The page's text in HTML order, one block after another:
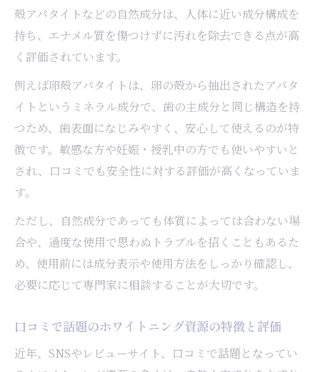
ホワイトニングに使われる自然成分とその
役割
口コミで話題の自然由来ホワイトニング資源と
ホワイトニング資源の口コミで見極める自
然由来成分
評判の自然ホワイトニング資源の特徴と選
び方
卵殻アパタイト配合ホワイトニングの体験
談まとめ
バイオアパタイト歯磨き粉の口コミと効果
市販品と専門施術のホワイトニング原理の違い
に注目
殻アパタイトなどの自然成分は、人体に近い成分構成を
持ち、エナメル質を傷つけずに汚れを除去できる点が高
く評価されています。
例えば卵殻アパタイトは、卵の殻から抽出されたアパタ
イトというミネラル成分で、歯の主成分と同じ構造を持
つため、歯表面になじみやすく、安心して使えるのが特
徴です。敏感な方や妊娠・授乳中の方でも使いやすいと
され、口コミでも安全性に対する評価が高くなっていま
す。
ただし、自然成分であっても体質によっては合わない場
合や、過度な使用で思わぬトラブルを招くこともあるた
め、使用前には成分表示や使用方法をしっかり確認し、
必要に応じて専門家に相談することが大切です。
口コミで話題のホワイトニング資源の特徴と評価
近年、SNSやレビューサイト、口コミで話題となってい